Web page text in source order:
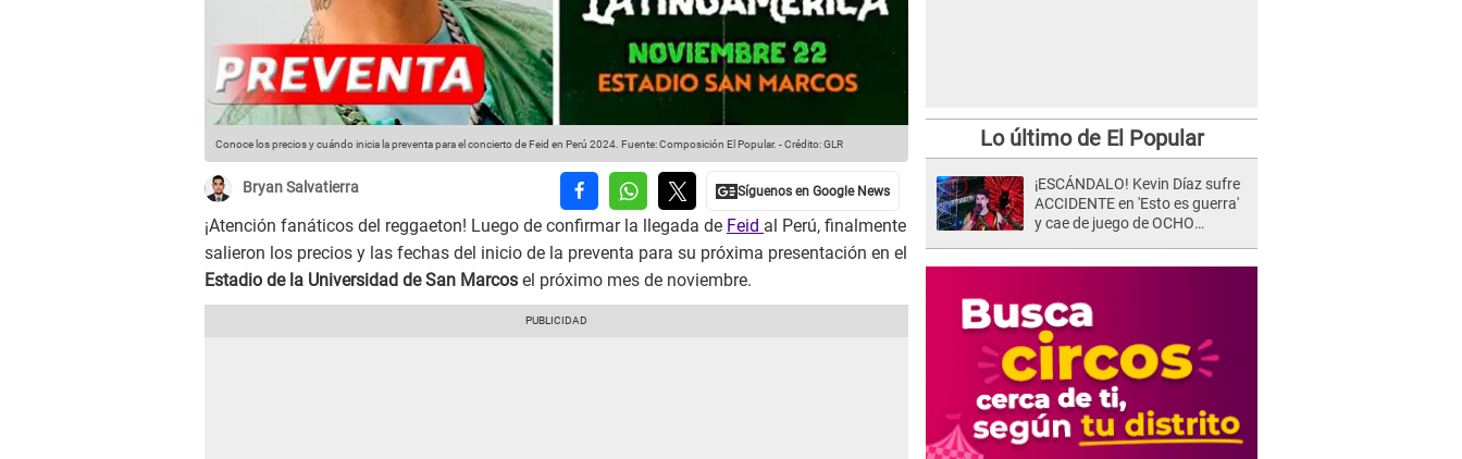
Conoce los precios y cuándo inicia la preventa para el concierto de Feid en Perú 2024. Fuente: Composición El Popular. -Crédito: GLR
Bryan Salvatierra
¡Atención fanáticos del reggaeton! Luego de confirmar la llegada de Feid al Perú, finalmente
salieron los precios y las fechas del inicio de la preventa para su próxima presentación en el
Estadio de la Universidad de San Marcos el próximo mes de noviembre.
Lo último de El Popular
¡ESCÁNDALO! Kevin Díaz sufre
ACCIDENTE en 'Esto es guerra'
y cae de juego de OCHO